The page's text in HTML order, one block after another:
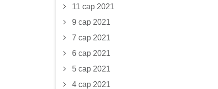
11 сар 2021
9 сар 2021
7 сар 2021
6 сар 2021
5 сар 2021
4 сар 2021